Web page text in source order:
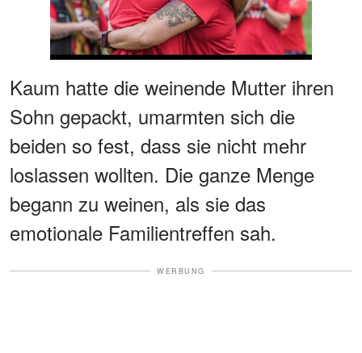
Kaum hatte die weinende Mutter ihren
Sohn gepackt, umarmten sich die
beiden so fest, dass sie nicht mehr
loslassen wollten. Die ganze Menge
begann zu weinen, als sie das
emotionale Familientreffen sah.
WERBUNG